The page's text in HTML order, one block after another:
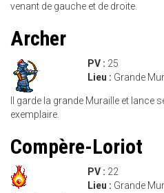
venant de gauche et de droite.
Archer
PV : 25
Lieu : Grande
Il garde la grande Muraille et lance
exemplaire.
Compère-Loriot
PV : 22
Lieu : Grande